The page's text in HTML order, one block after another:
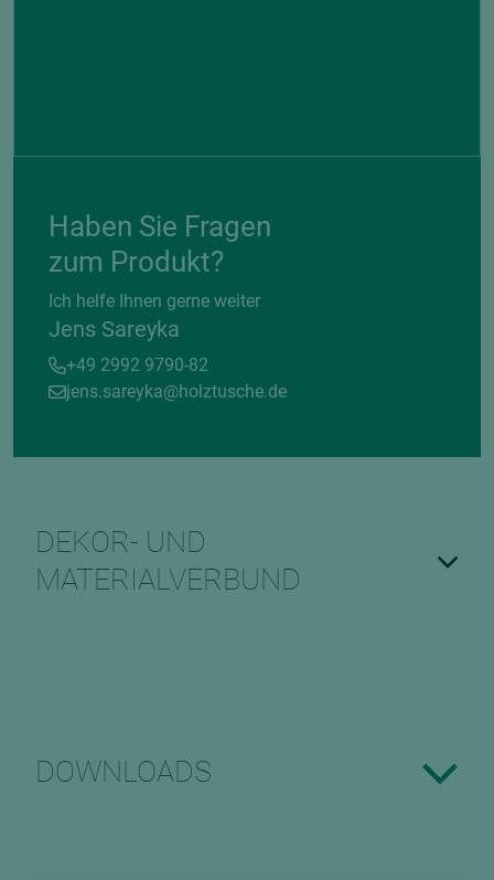
Haben Sie Fragen
zum Produkt?
Ich helfe Ihnen gerne weiter
Jens Sareyka
+49 2992 9790-82
jens.sareyka@holztusche.de
DEKOR- UND
MATERIALVERBUND
DOWNLOADS